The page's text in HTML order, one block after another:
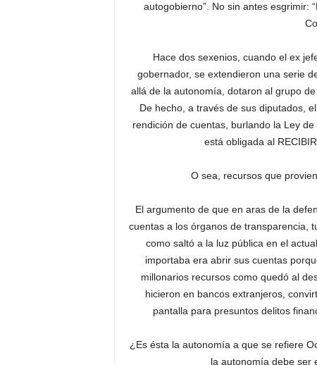
autogobierno”. No sin antes esgrimir:
Hace dos sexenios, cuando el ex
gobernador, se extendieron una serie
allá de la autonomía, dotaron al grupo
De hecho, a través de sus diputados,
rendición de cuentas, burlando la Ley
está obligada al
O sea, recursos que
El argumento de que en aras de la
cuentas a los órganos de transparencia,
como saltó a la luz pública en el
importaba era abrir sus cuentas
millonarios recursos como quedó al
hicieron en bancos extranjeros,
pantalla para presuntos delitos
¿Es ésta la autonomía a que se refiere
la autonomía debe ser